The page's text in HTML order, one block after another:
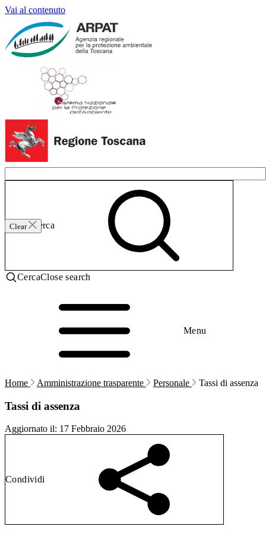
Vai al contenuto
Clear
Invia ricerca
CercaClose search
Menu
Home Amministrazione trasparente Personale Tassi di assenza
Tassi di assenza
Aggiornato il: 17 Febbraio 2026
Condividi